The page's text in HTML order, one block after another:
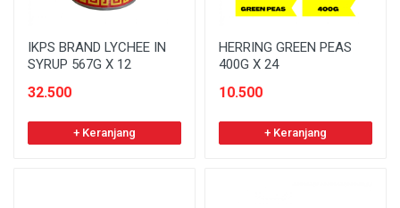
IKPS BRAND LYCHEE IN
SYRUP 567G X 12
32.500
+ Keranjang
HERRING GREEN PEAS
400G X 24
10.500
+ Keranjang